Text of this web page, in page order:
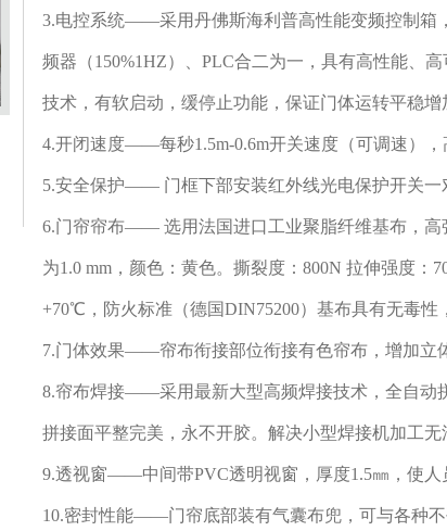
3.电控系统——采用丹佛斯海利普高性能变频控制箱
频器（150%1HZ）、PLC合二为一，具有高性能、
技术，有软启动，缓停止功能，保证门体运转平稳增
4.开闭速度——每秒1.5m-0.6m开关速度（可调速），
5.安全保护—— 门框下部安装红外线光电保护开关一
6.门帘帘布—— 选用法国进口工业聚脂纤维基布，高
为1.0 mm，颜色：黄色。撕裂度：800N 拉伸强度：
+70℃，防火标准（德国DIN75200）基布具有无毒性
7.门体效果——帘布衔接部位衔接有色帘布，增加立
8.帘布焊接——采用最新大型高频焊接技术，全自动
拼接面平整完美，永不开胶。解决小型焊接机加工无
9.透视窗——中间带PVC透明视窗，厚度1.5㎜，使人
10.密封性能——门帘底部装有气囊布兜，可与各种